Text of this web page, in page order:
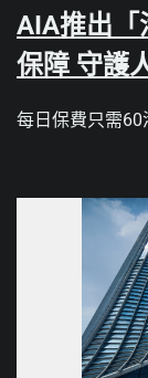
AIA推出「
保障 守護
每日保費只需